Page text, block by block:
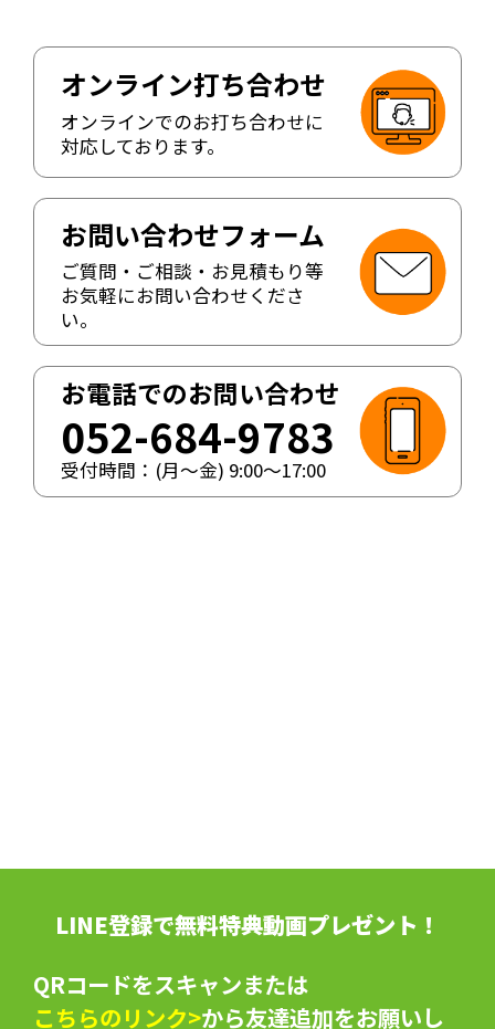
オンライン打ち合わせ
オンラインでのお打ち合わせに
対応しております。
お問い合わせフォーム
ご質問・ご相談・お見積もり等
お気軽にお問い合わせくださ
い。
お電話でのお問い合わせ
052-684-9783
受付時間：(月〜金) 9:00〜17:00
LINE登録で無料特典動画プレゼント！
QRコードをスキャンまたは
こちらのリンク>から友達追加をお願いし